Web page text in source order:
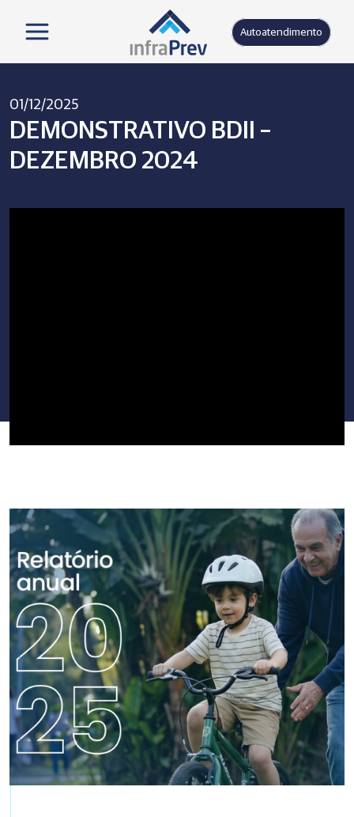
Autoatendimento
01/12/2025
DEMONSTRATIVO BDII –
DEZEMBRO 2024